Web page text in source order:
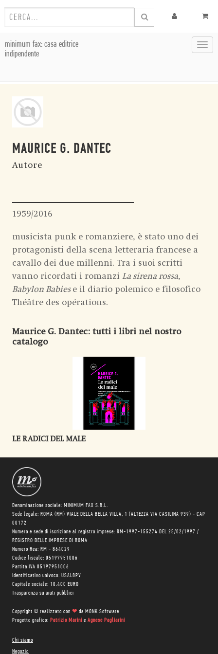
minimum fax: casa editrice
indipendente
MAURICE G. DANTEC
Autore
1959/2016
musicista punk e romanziere, è stato uno dei
protagonisti della scena letteraria francese a
cavallo dei due millenni. Tra i suoi scritti
vanno ricordati i romanzi La sirena rossa,
Babylon Babiese il diario polemico e filosofico
Théâtre des opérations.
Maurice G. Dantec: tutti i libri nel nostro
catalogo
LE RADICI DEL MALE
Denominazione sociale: MINIMUM FAX S.R.L.
Sede legale: ROMA (RM) VIALE DELLA BELLA VILLA, 1 (ALTEZZA VIA CASILINA 939) - CAP
00172
Numero e sede di iscrizione al registro imprese: RM-1997-155274 DEL 25/02/1997 /
REGISTRO DELLE IMPRESE DI ROMA
Numero Rea: RM - 864029
Codice fiscale: 05197951006
Partita IVA 05197951006
Identificativo univoco: USAL8PV
Capitale sociale: 10.400 EURO
Trasparenza su aiuti pubblici
Copyright © realizzato con ❤ da MONK Software
Progetto grafico: Patrizio Marini e Agnese Pagliarini
Chi siamo
Negozio